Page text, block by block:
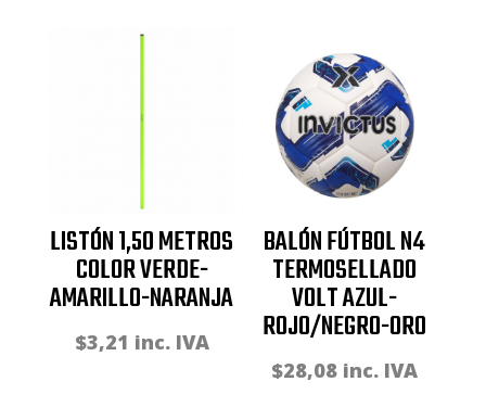
LISTÓN 1,50 METROS
COLOR VERDE-
AMARILLO-NARANJA
$3,21 inc. IVA
BALÓN FÚTBOL N4
TERMOSELLADO
VOLT AZUL-
ROJO/NEGRO-ORO
$28,08 inc. IVA